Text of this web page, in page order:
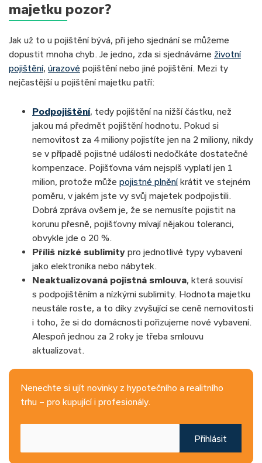
majetku pozor?
Jak už to u pojištění bývá, při jeho sjednání se můžeme
dopustit mnoha chyb. Je jedno, zda si sjednáváme životní
pojištění, úrazové pojištění nebo jiné pojištění. Mezi ty
nejčastější u pojištění majetku patří:
Podpojištění, tedy pojištění na nižší částku, než
jakou má předmět pojištění hodnotu. Pokud si
nemovitost za 4 miliony pojistíte jen na 2 miliony, nikdy
se v případě pojistné události nedočkáte dostatečné
kompenzace. Pojišťovna vám nejspíš vyplatí jen 1
milion, protože může pojistné plněníkrátit ve stejném
poměru, v jakém jste vy svůj majetek podpojistili.
Dobrá zpráva ovšem je, že se nemusíte pojistit na
korunu přesně, pojišťovny mívají nějakou toleranci,
obvykle jde o 20 %.
Příliš nízké sublimity pro jednotlivé typy vybavení
jako elektronika nebo nábytek.
Neaktualizovaná pojistná smlouva, která souvisí
s podpojištěním a nízkými sublimity. Hodnota majetku
neustále roste, a to díky zvyšující se ceně nemovitosti
i toho, že si do domácnosti pořizujeme nové vybavení.
Alespoň jednou za 2 roky je třeba smlouvu
aktualizovat.
Nenechte si ujít novinky z hypotečního a realitního
trhu – pro kupující i profesionály.
Přihlásit